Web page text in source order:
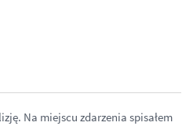
Na miejscu zdarzenia spisałem